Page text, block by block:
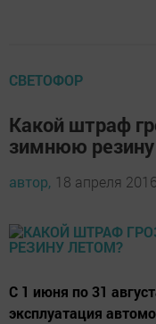
СВЕТОФОР
Какой штраф
зимнюю
автор, 18 апреля
С 1 июня по 31
эксплуатация